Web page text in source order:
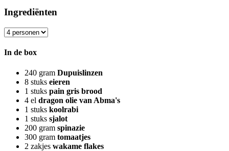
Ingrediënten
In de box
240 gram Dupuislinzen
8 stuks eieren
1 stuks pain gris brood
4 el dragon olie van Abma's
1 stuks koolrabi
1 stuks sjalot
200 gram spinazie
300 gram tomaatjes
2 zakjes wakame flakes